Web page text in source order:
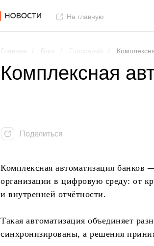
На главную
Комплексная
Поделиться
Комплексная автоматизация банков
организации в цифровую среду: от
и внутренней отчётности.
Такая автоматизация объединяет
синхронизированы, а решения